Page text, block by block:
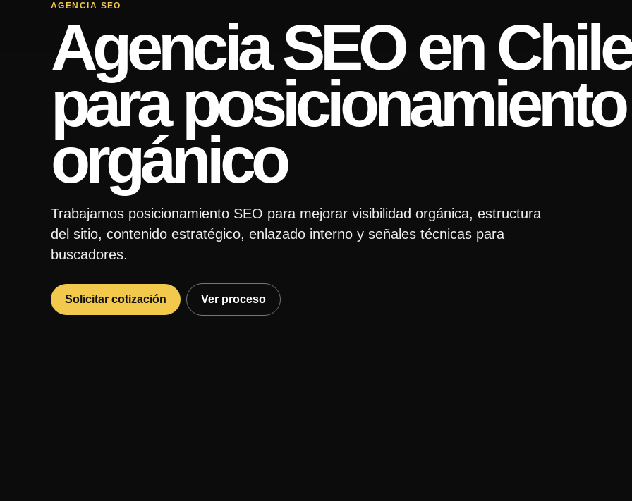
AGENCIA SEO
Agencia SEO en Chile
para posicionamiento
orgánico
Trabajamos posicionamiento SEO para mejorar visibilidad orgánica, estructura
del sitio, contenido estratégico, enlazado interno y señales técnicas para
buscadores.
Solicitar cotización Ver proceso